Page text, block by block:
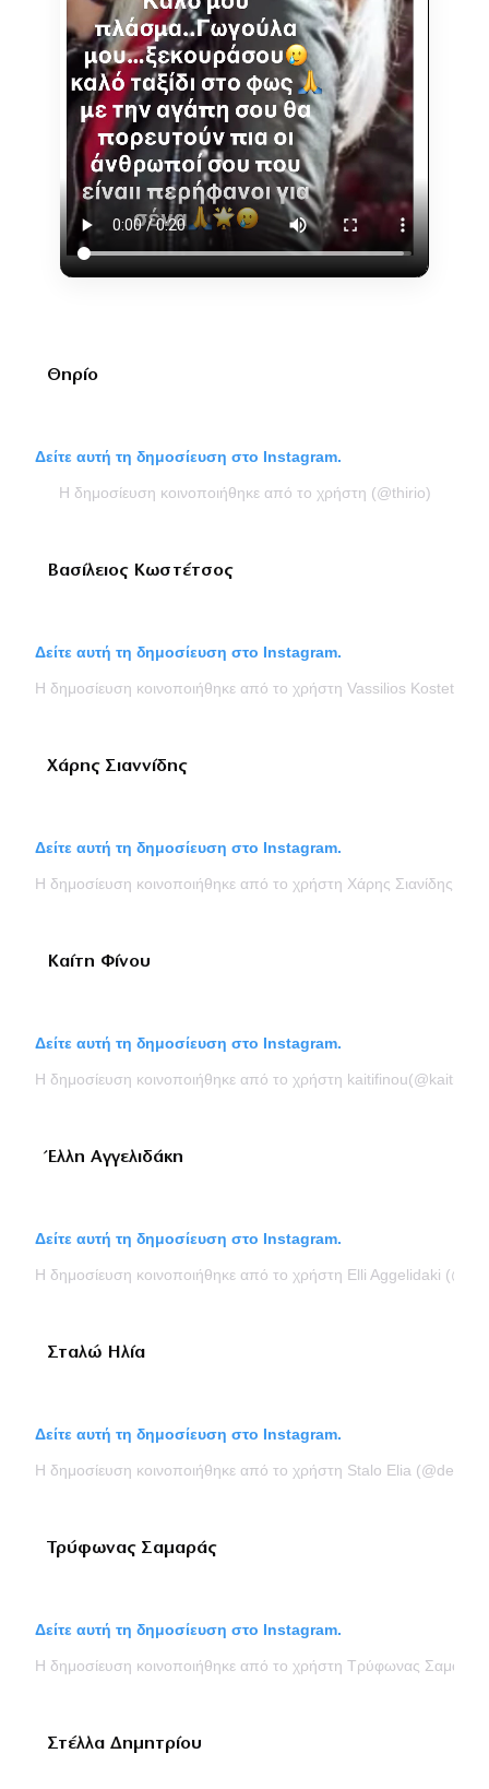
Θηρίο
Δείτε αυτή τη δημοσίευση στο Instagram.
Η δημοσίευση κοινοποιήθηκε από το χρήστη (@thirio)
Βασίλειος Κωστέτσος
Δείτε αυτή τη δημοσίευση στο Instagram.
Η δημοσίευση κοινοποιήθηκε από το χρήστη Vassilios
Χάρης Σιαννίδης
Δείτε αυτή τη δημοσίευση στο Instagram.
Η δημοσίευση κοινοποιήθηκε από το χρήστη Χάρης Σιανίδης
Καίτη Φίνου
Δείτε αυτή τη δημοσίευση στο Instagram.
Η δημοσίευση κοινοποιήθηκε από το χρήστη
Έλλη Αγγελιδάκη
Δείτε αυτή τη δημοσίευση στο Instagram.
Η δημοσίευση κοινοποιήθηκε από το χρήστη Elli Aggelidaki
Σταλώ Ηλία
Δείτε αυτή τη δημοσίευση στο Instagram.
Η δημοσίευση κοινοποιήθηκε από το χρήστη Stalo Elia
Τρύφωνας Σαμαράς
Δείτε αυτή τη δημοσίευση στο Instagram.
Η δημοσίευση κοινοποιήθηκε από το χρήστη Τρύφωνας
Στέλλα Δημητρίου